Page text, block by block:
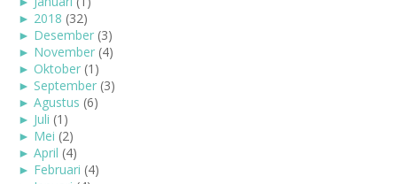
► 2018 (32)
► Desember (3)
► November (4)
► Oktober (1)
► September (3)
► Agustus (6)
► Juli (1)
► Mei (2)
► April (4)
► Februari (4)